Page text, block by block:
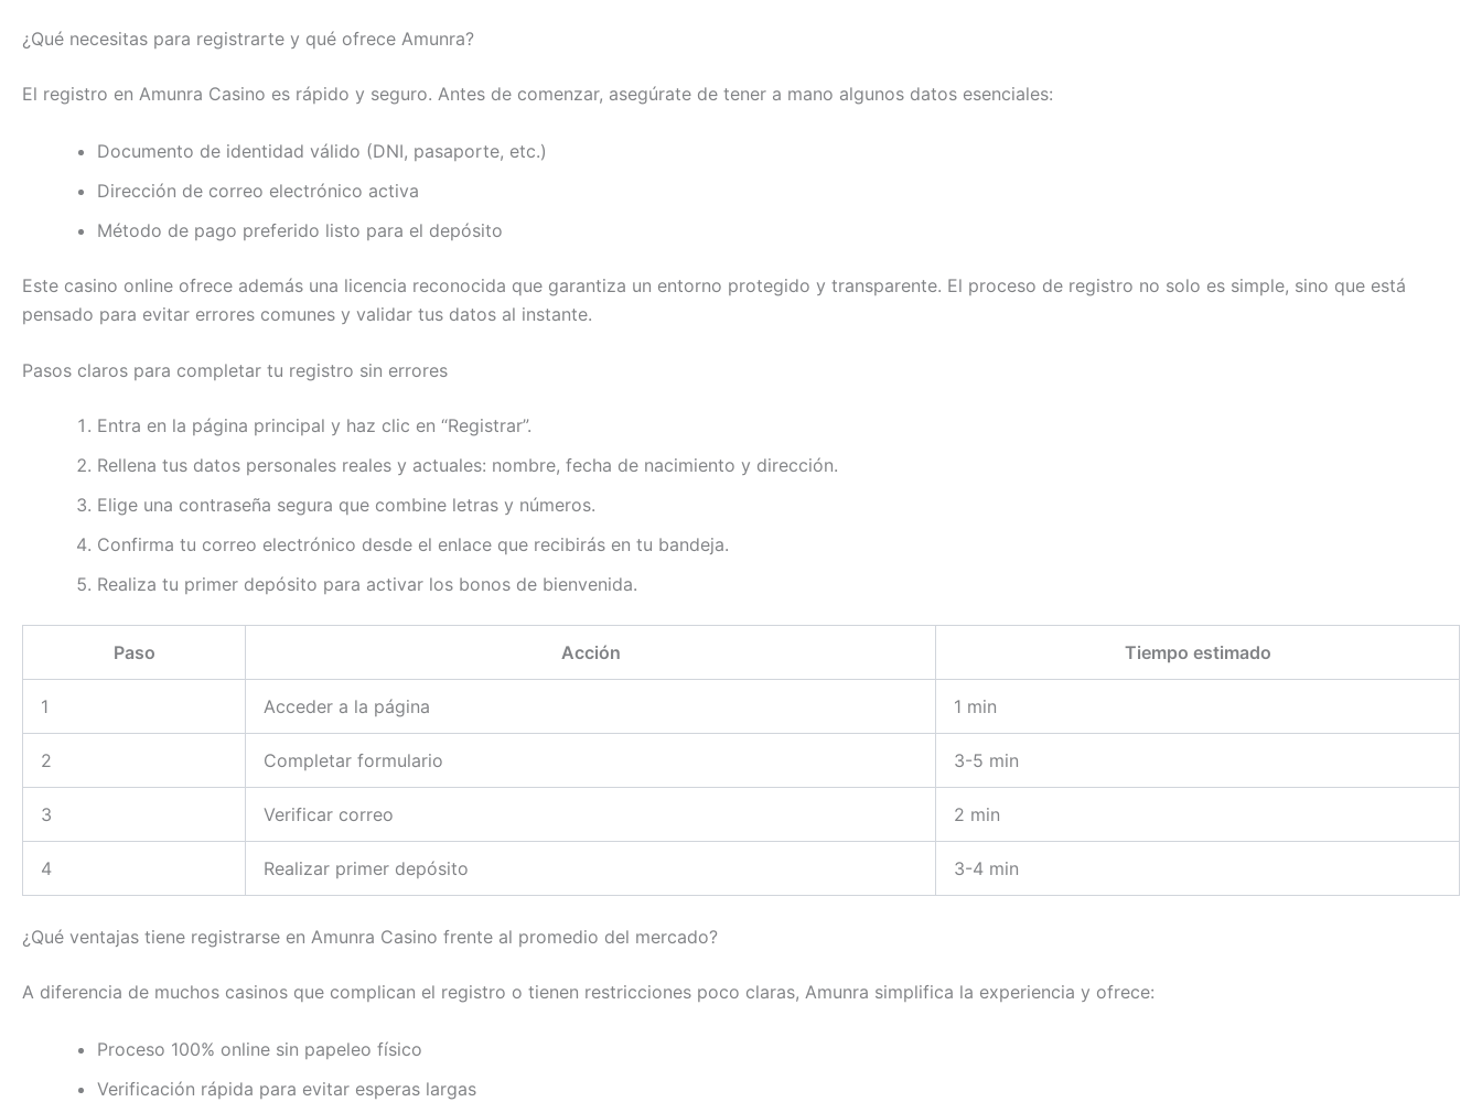
¿Qué necesitas para registrarte y qué ofrece Amunra?
El registro en Amunra Casino es rápido y seguro. Antes de comenzar, asegúrate de tener a mano algunos datos esenciales:
Documento de identidad válido (DNI, pasaporte, etc.)
Dirección de correo electrónico activa
Método de pago preferido listo para el depósito
Este casino online ofrece además una licencia reconocida que garantiza un entorno protegido y transparente. El proceso de registro no solo es simple, sino que está
pensado para evitar errores comunes y validar tus datos al instante.
Pasos claros para completar tu registro sin errores
Entra en la página principal y haz clic en “Registrar”.
Rellena tus datos personales reales y actuales: nombre, fecha de nacimiento y dirección.
Elige una contraseña segura que combine letras y números.
Confirma tu correo electrónico desde el enlace que recibirás en tu bandeja.
Realiza tu primer depósito para activar los bonos de bienvenida.
Paso Acción Tiempo estimado
1 Acceder a la página 1 min
2 Completar formulario 3-5 min
3 Verificar correo 2 min
4 Realizar primer depósito 3-4 min
¿Qué ventajas tiene registrarse en Amunra Casino frente al promedio del mercado?
A diferencia de muchos casinos que complican el registro o tienen restricciones poco claras, Amunra simplifica la experiencia y ofrece:
Proceso 100% online sin papeleo físico
Verificación rápida para evitar esperas largas